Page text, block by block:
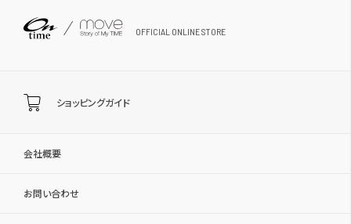
OFFICIAL ONLINE STORE
会社概要
お問い合わせ
ショッピングガイド